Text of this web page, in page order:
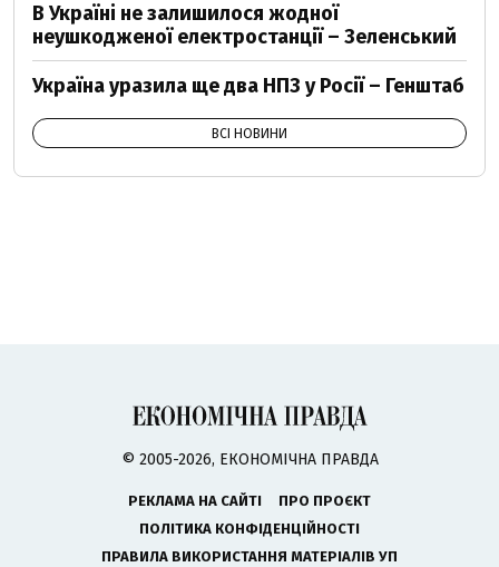
В Україні не залишилося жодної
неушкодженої електростанції – Зеленський
Україна уразила ще два НПЗ у Росії – Генштаб
ВСІ НОВИНИ
© 2005-2026, ЕКОНОМІЧНА ПРАВДА
РЕКЛАМА НА САЙТІ
ПРО ПРОЄКТ
ПОЛІТИКА КОНФІДЕНЦІЙНОСТІ
ПРАВИЛА ВИКОРИСТАННЯ МАТЕРІАЛІВ УП